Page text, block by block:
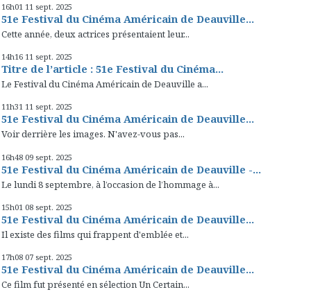
16h01 11 sept. 2025
51e Festival du Cinéma Américain de Deauville...
Cette année, deux actrices présentaient leur...
14h16 11 sept. 2025
Titre de l’article : 51e Festival du Cinéma...
Le Festival du Cinéma Américain de Deauville a...
11h31 11 sept. 2025
51e Festival du Cinéma Américain de Deauville...
Voir derrière les images. N'avez-vous pas...
16h48 09 sept. 2025
51e Festival du Cinéma Américain de Deauville -...
Le lundi 8 septembre, à l’occasion de l’hommage à...
15h01 08 sept. 2025
51e Festival du Cinéma Américain de Deauville...
Il existe des films qui frappent d'emblée et...
17h08 07 sept. 2025
51e Festival du Cinéma Américain de Deauville...
Ce film fut présenté en sélection Un Certain...